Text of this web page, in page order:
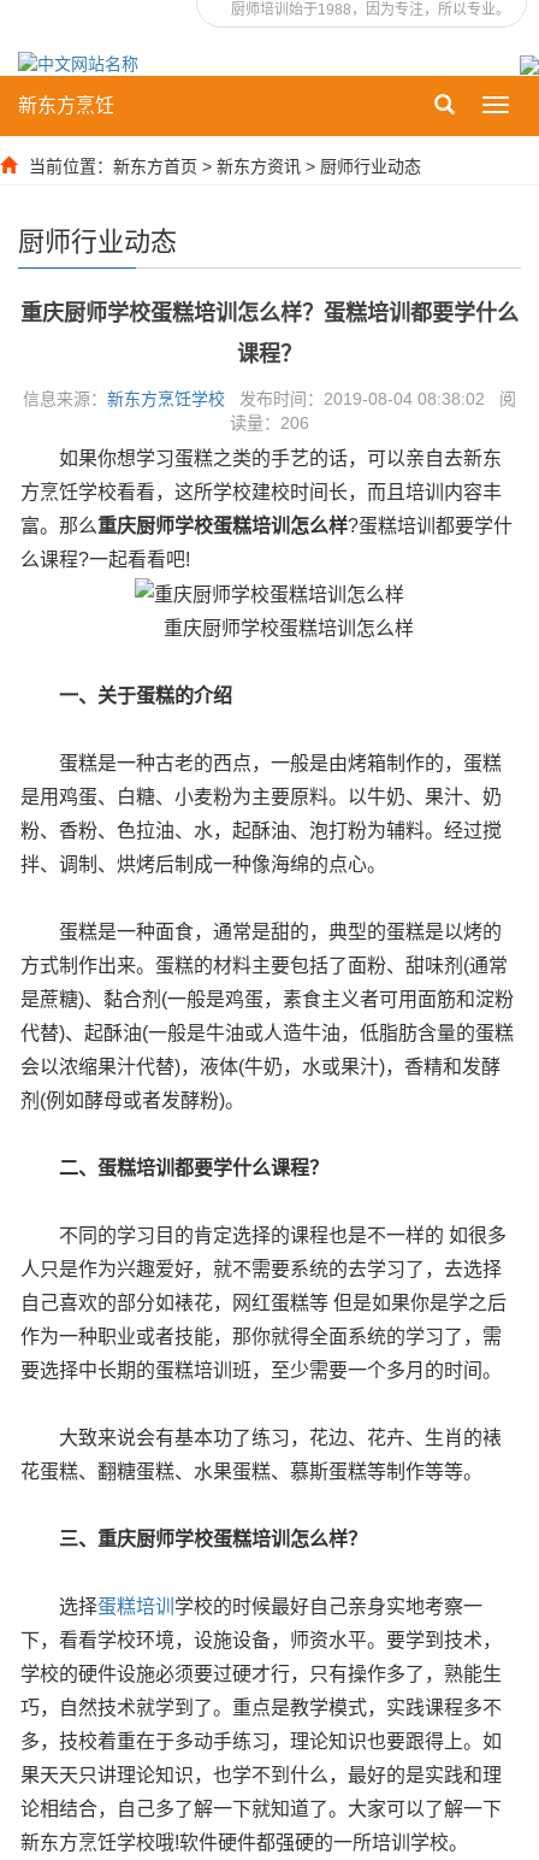
厨师培训始于1988，因为专注，所以专业。
新东方烹饪
当前位置： 新东方首页 > 新东方资讯 > 厨师行业动态
厨师行业动态
重庆厨师学校蛋糕培训怎么样？蛋糕培训都要学什么
课程？
信息来源： 新东方烹饪学校 发布时间：2019-08-04 08:38:02 阅
读量： 206
如果你想学习蛋糕之类的手艺的话，可以亲自去新东
方烹饪学校看看，这所学校建校时间长，而且培训内容丰
富。那么重庆厨师学校蛋糕培训怎么样?蛋糕培训都要学什
么课程?一起看看吧!
重庆厨师学校蛋糕培训怎么样
一、关于蛋糕的介绍
蛋糕是一种古老的西点，一般是由烤箱制作的，蛋糕
是用鸡蛋、白糖、小麦粉为主要原料。以牛奶、果汁、奶
粉、香粉、色拉油、水，起酥油、泡打粉为辅料。经过搅
拌、调制、烘烤后制成一种像海绵的点心。
蛋糕是一种面食，通常是甜的，典型的蛋糕是以烤的
方式制作出来。蛋糕的材料主要包括了面粉、甜味剂(通常
是蔗糖)、黏合剂(一般是鸡蛋，素食主义者可用面筋和淀粉
代替)、起酥油(一般是牛油或人造牛油，低脂肪含量的蛋糕
会以浓缩果汁代替)，液体(牛奶，水或果汁)，香精和发酵
剂(例如酵母或者发酵粉)。
二、蛋糕培训都要学什么课程？
不同的学习目的肯定选择的课程也是不一样的 如很多
人只是作为兴趣爱好，就不需要系统的去学习了，去选择
自己喜欢的部分如裱花，网红蛋糕等 但是如果你是学之后
作为一种职业或者技能，那你就得全面系统的学习了，需
要选择中长期的蛋糕培训班，至少需要一个多月的时间。
大致来说会有基本功了练习，花边、花卉、生肖的裱
花蛋糕、翻糖蛋糕、水果蛋糕、慕斯蛋糕等制作等等。
三、重庆厨师学校蛋糕培训怎么样？
选择蛋糕培训 学校的时候最好自己亲身实地考察一
下，看看学校环境，设施设备，师资水平。要学到技术，
学校的硬件设施必须要过硬才行，只有操作多了，熟能生
巧，自然技术就学到了。重点是教学模式，实践课程多不
多，技校着重在于多动手练习，理论知识也要跟得上。如
果天天只讲理论知识，也学不到什么，最好的是实践和理
论相结合，自己多了解一下就知道了。大家可以了解一下
新东方烹饪学校哦!软件硬件都强硬的一所培训学校。